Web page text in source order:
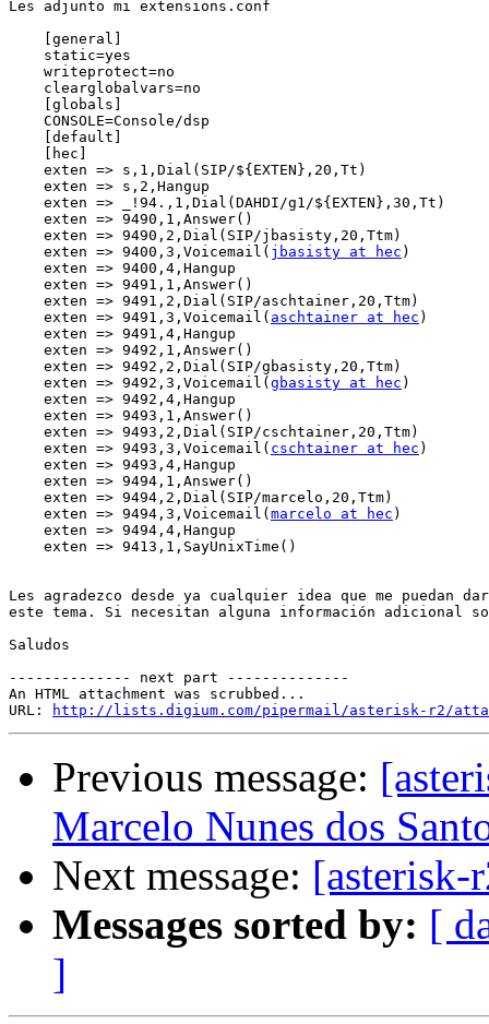
Les adjunto mi extensions.conf
    [general]
    static=yes
    writeprotect=no
    clearglobalvars=no
    [globals]
    CONSOLE=Console/dsp
    [default]
    [hec]
    exten => s,1,Dial(SIP/${EXTEN},20,Tt)
    exten => s,2,Hangup
    exten => _!94.,1,Dial(DAHDI/g1/${EXTEN},30,Tt)
    exten => 9490,1,Answer()
    exten => 9490,2,Dial(SIP/jbasisty,20,Ttm)
    exten => 9400,3,Voicemail(
jbasisty at hec )
    exten => 9400,4,Hangup
    exten => 9491,1,Answer()
    exten => 9491,2,Dial(SIP/aschtainer,20,Ttm)
    exten => 9491,3,Voicemail(
aschtainer at hec )
    exten => 9491,4,Hangup
    exten => 9492,1,Answer()
    exten => 9492,2,Dial(SIP/gbasisty,20,Ttm)
    exten => 9492,3,Voicemail(
gbasisty at hec )
    exten => 9492,4,Hangup
    exten => 9493,1,Answer()
    exten => 9493,2,Dial(SIP/cschtainer,20,Ttm)
    exten => 9493,3,Voicemail(
cschtainer at hec )
    exten => 9493,4,Hangup
    exten => 9494,1,Answer()
    exten => 9494,2,Dial(SIP/marcelo,20,Ttm)
    exten => 9494,3,Voicemail(
marcelo at hec )
    exten => 9494,4,Hangup
    exten => 9413,1,SayUnixTime()
Les agradezco desde ya cualquier idea que me puedan
este tema. Si necesitan alguna información adicional
Saludos
-------------- next part --------------
An HTML attachment was scrubbed...
URL:
http://lists.digium.com/pipermail/asterisk-r2/
Previous message:
Marcelo Nunes dos
Next message: [asterisk-
Messages sorted by: [
]